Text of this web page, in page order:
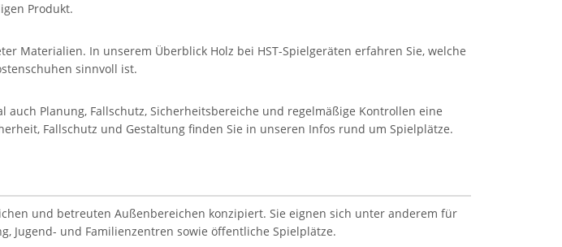
Produkt.
In unserem Überblick Holz bei HST-Spielgeräten erfahren Sie, welche
sinnvoll ist.
Planung, Fallschutz, Sicherheitsbereiche und regelmäßige Kontrollen eine
Fallschutz und Gestaltung finden Sie in unseren Infos rund um Spielplätze.
und betreuten Außenbereichen konzipiert. Sie eignen sich unter anderem für
Jugend- und Familienzentren sowie öffentliche Spielplätze.